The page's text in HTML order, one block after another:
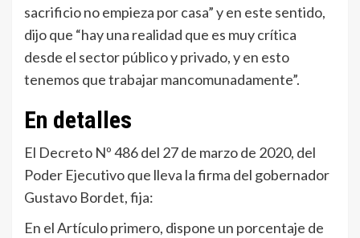
sacrificio no empieza por casa” y en este sentido,
dijo que “hay una realidad que es muy crítica
desde el sector público y privado, y en esto
tenemos que trabajar mancomunadamente”.
En detalles
El Decreto Nº 486 del 27 de marzo de 2020, del
Poder Ejecutivo que lleva la firma del gobernador
Gustavo Bordet, fija:
En el Artículo primero, dispone un porcentaje de